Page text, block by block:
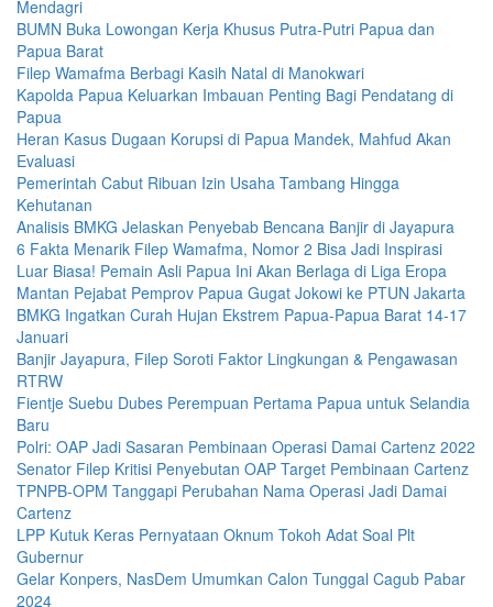
Mendagri
BUMN Buka Lowongan Kerja Khusus Putra-Putri Papua dan
Papua Barat
Filep Wamafma Berbagi Kasih Natal di Manokwari
Kapolda Papua Keluarkan Imbauan Penting Bagi Pendatang di
Papua
Heran Kasus Dugaan Korupsi di Papua Mandek, Mahfud Akan
Evaluasi
Pemerintah Cabut Ribuan Izin Usaha Tambang Hingga
Kehutanan
Analisis BMKG Jelaskan Penyebab Bencana Banjir di Jayapura
6 Fakta Menarik Filep Wamafma, Nomor 2 Bisa Jadi Inspirasi
Luar Biasa! Pemain Asli Papua Ini Akan Berlaga di Liga Eropa
Mantan Pejabat Pemprov Papua Gugat Jokowi ke PTUN Jakarta
BMKG Ingatkan Curah Hujan Ekstrem Papua-Papua Barat 14-17
Januari
Banjir Jayapura, Filep Soroti Faktor Lingkungan & Pengawasan
RTRW
Fientje Suebu Dubes Perempuan Pertama Papua untuk Selandia
Baru
Polri: OAP Jadi Sasaran Pembinaan Operasi Damai Cartenz 2022
Senator Filep Kritisi Penyebutan OAP Target Pembinaan Cartenz
TPNPB-OPM Tanggapi Perubahan Nama Operasi Jadi Damai
Cartenz
LPP Kutuk Keras Pernyataan Oknum Tokoh Adat Soal Plt
Gubernur
Gelar Konpers, NasDem Umumkan Calon Tunggal Cagub Pabar
2024